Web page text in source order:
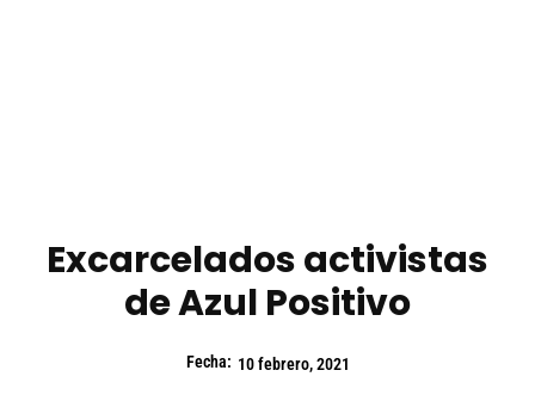
Excarcelados activistas
de Azul Positivo
Fecha: 10 febrero, 2021